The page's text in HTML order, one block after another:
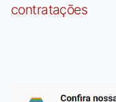
contratações